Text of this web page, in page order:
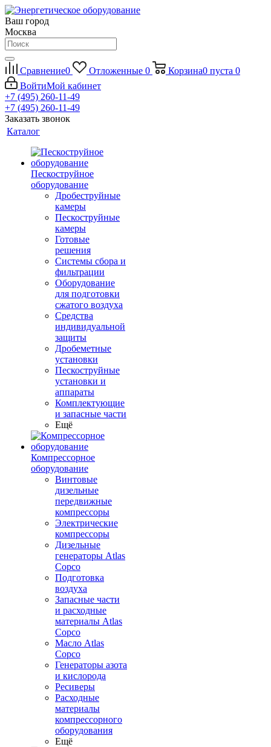
Ваш город
Москва
Сравнение0 Отложенные 0 Корзина0 пуста 0
ВойтиМой кабинет
+7 (495) 260-11-49
+7 (495) 260-11-49
Заказать звонок
Каталог
Пескоструйное
оборудование
Дробеструйные
камеры
Пескоструйные
камеры
Готовые
решения
Системы сбора и
фильтрации
Оборудование
для подготовки
сжатого воздуха
Средства
индивидуальной
защиты
Дробеметные
установки
Пескоструйные
установки и
аппараты
Комплектующие
и запасные части
Ещё
Компрессорное
оборудование
Винтовые
дизельные
передвижные
компрессоры
Электрические
компрессоры
Дизельные
генераторы Atlas
Copco
Подготовка
воздуха
Запасные части
и расходные
материалы Atlas
Copco
Масло Atlas
Copco
Генераторы азота
и кислорода
Ресиверы
Расходные
материалы
компрессорного
оборудования
Ещё